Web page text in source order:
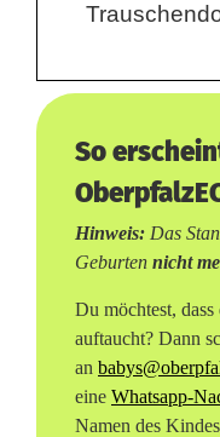
e
6
So
Hinweis: Das
Geburten nicht
Du möchtest,
auftaucht? Dann
an
eine Whatsapp-
Namen des